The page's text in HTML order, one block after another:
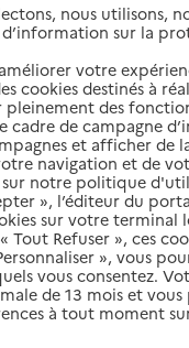
de
nous utilisons,
sur la
votre
cookies destinés à
des
cadre de campagne
et afficher de
navigation et de
notre politique
», l’éditeur du
sur votre terminal
Tout Refuser », ces
», vous
vous consentez.
de 13 mois et
à tout moment